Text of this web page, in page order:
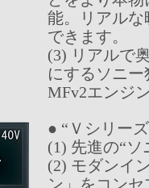
能。リアル
できます。
(3) リアルで
にするソニ
MFv2エンジ
● “Ｖシリー
(1) 先進の“
(2) モダンイ
ン」をコン